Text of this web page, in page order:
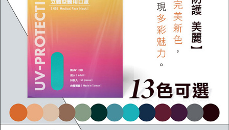
易，需依本服務之必要範圍內提供個人資料，並將交易相關給付款項請求債
權轉讓予恩沛科技股份有限公司。
２．關於個人資料處理事宜，請瀏覽以下網址：
https://aftee.tw/terms/#terms3
３．未成年的使用者請事先徵得法定代理人或監護人之同意方可使用
「AFTEE先享後付」，若未經同意申辦者引起之損失，本公司不負相關責
４．使用「AFTEE先享後付」時，將依據個別帳號之用戶狀況，依本公司即
時審查核予不同之上限額度；若仍有額度不足之情形，本公司將視審查結果
請求用戶進行身份認證。
５．嚴禁一人註冊多個帳號或使用他人資訊註冊。若發現惡意使用之情形，
恩沛科技股份有限公司將有權停止該用戶之使用額度並採取法律行動。
每筆NT$90，滿NT$2,000(含以上)免運費
🚚偏遠地區宅配<請務必選擇此配送方式，偏遠地區可參照『首頁→
會員需知→偏遠地區配送事項』
每筆NT$120
🚢離島配送
每筆NT$250